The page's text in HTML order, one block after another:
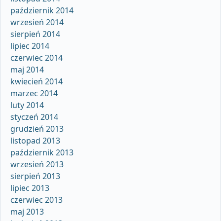
październik 2014
wrzesień 2014
sierpień 2014
lipiec 2014
czerwiec 2014
maj 2014
kwiecień 2014
marzec 2014
luty 2014
styczeń 2014
grudzień 2013
listopad 2013
październik 2013
wrzesień 2013
sierpień 2013
lipiec 2013
czerwiec 2013
maj 2013